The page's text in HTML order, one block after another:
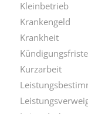
Kleinbetrieb
Krankengeld
Krankheit
Kurzarbeit